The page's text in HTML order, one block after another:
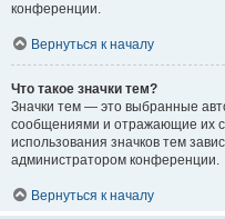
конференции.
Вернуться к началу
Что такое значки тем?
Значки тем — это выбранные
сообщениями и отражающие их
использования значков тем
администратором конференции.
Вернуться к началу